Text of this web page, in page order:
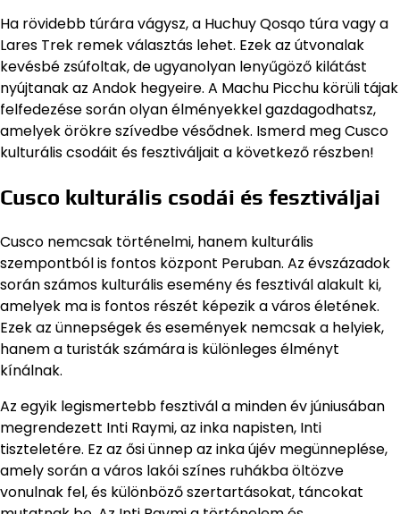
Ha rövidebb túrára vágysz, a Huchuy Qosqo túra vagy a
Lares Trek remek választás lehet. Ezek az útvonalak
kevésbé zsúfoltak, de ugyanolyan lenyűgöző kilátást
nyújtanak az Andok hegyeire. A Machu Picchu körüli tájak
felfedezése során olyan élményekkel gazdagodhatsz,
amelyek örökre szívedbe vésődnek. Ismerd meg Cusco
kulturális csodáit és fesztiváljait a következő részben!
Cusco kulturális csodái és fesztiváljai
Cusco nemcsak történelmi, hanem kulturális
szempontból is fontos központ Peruban. Az évszázadok
során számos kulturális esemény és fesztivál alakult ki,
amelyek ma is fontos részét képezik a város életének.
Ezek az ünnepségek és események nemcsak a helyiek,
hanem a turisták számára is különleges élményt
kínálnak.
Az egyik legismertebb fesztivál a minden év júniusában
megrendezett Inti Raymi, az inka napisten, Inti
tiszteletére. Ez az ősi ünnep az inka újév megünneplése,
amely során a város lakói színes ruhákba öltözve
vonulnak fel, és különböző szertartásokat, táncokat